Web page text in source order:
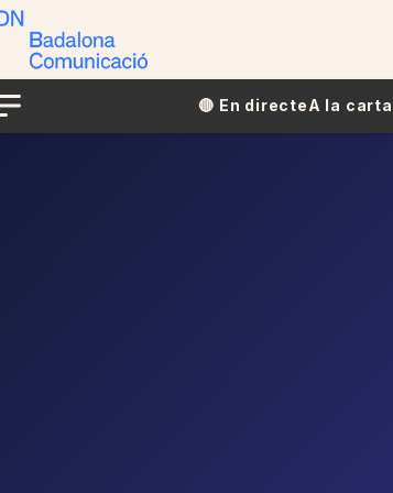
Menu
🔴​​ En directeA la carta